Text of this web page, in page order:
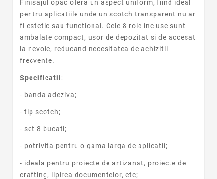
Finisajul opac ofera un aspect uniform, fiind ideal
pentru aplicatiile unde un scotch transparent nu ar
fi estetic sau functional. Cele 8 role incluse sunt
ambalate compact, usor de depozitat si de accesat
la nevoie, reducand necesitatea de achizitii
frecvente.
Specificatii:
- banda adeziva;
- tip scotch;
- set 8 bucati;
- potrivita pentru o gama larga de aplicatii;
- ideala pentru proiecte de artizanat, proiecte de
crafting, lipirea documentelor, etc;